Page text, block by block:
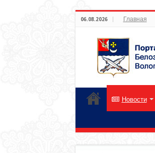
06.08.2026 Главная
Новости